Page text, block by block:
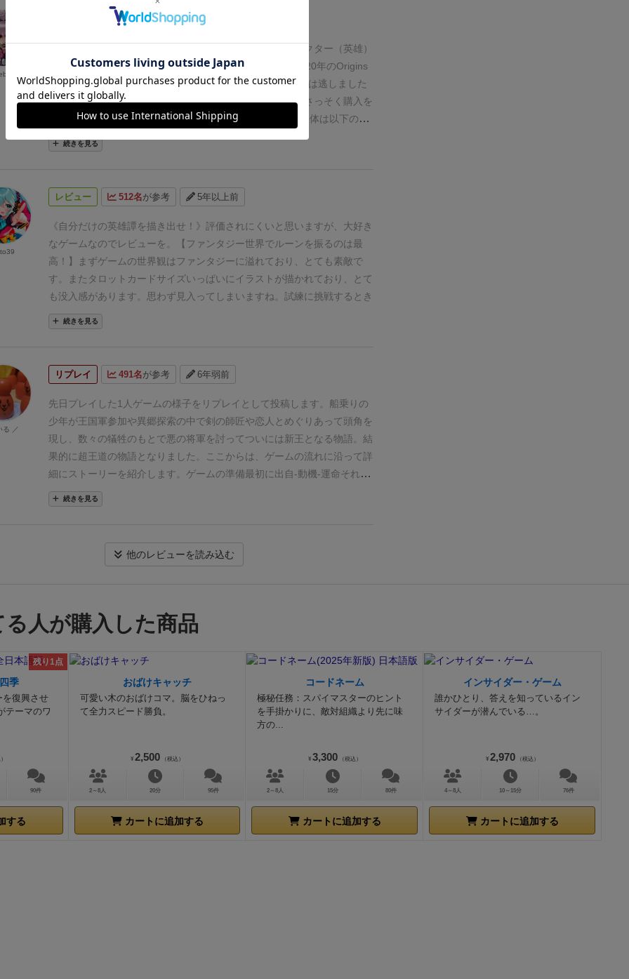
内容の割に大半は妄想しなければならないこと。
機、運命は非常に多彩で組み合わせはかなり多くあるのですが、それぞれ
「物乞い」「農夫」「スリルを求めて」「竜の血脈」など端的な表現しか
されておらず、それ以外はカードの効果しか記載がないため大部分を妄想
で補完せねばならず、内容についても「名誉の束縛」など全く状況が分か
らない物もあります。
これについてはもう少し救済措置が欲しいところで
2点目は予想通りルールが分かりづらい。
エラッタが出ていますが、
プレイに関わる重大な間違いもあるためルールブックだけを読んでも混乱
するばかりですし、1人プレイでは重要な「宿敵カード」というカードに
するか、ボードゲームに慣れている人とプレイすることを強くお勧めしま
す。
以上2点が悪い点ではありますが、1人楽しく妄想が捗るゲームでも
ありますし、多人数でプレイしながらキャラや運命について語り合うのも
楽しそうですし、何よりカードイラストがとても美麗なので総合的に見る
と買って損はないゲームかと思います。
重ねてになりますが、最初にプレ
イする場合は必ずエラッタを確認してからプレイしてください。
のゲームの例でどうみても難易度3のカードを4と言い切っていますが、
やはり3の誤植でした。
初版はこの例で難易度4のカードを使っていたそ
うなので、そのまま訂正せずに印刷してしまったとのこと。 ③宿敵カード
とは？物語カードのⅡとⅢの中に「宿敵」と記載のあるカードがありま
す。④宿敵の武装1人プレイ時の宿敵の武装について💀アイコンのある反
英雄カードとありますが、この💀アイコンが嫌がらせのように印刷が小さ
いため注意が必要です。分かりますでしょうか？ ここです。以上です。
646名が参考 5年弱前
王道的なファンタジーワールドで、自分が担当するキャラクター（英雄）
の激動の半生を描き出すことを目的としたゲームです。
2020年のOrigins
Awards Gameの最終候補となりました。（残念ながら受賞は逃しました
が）その設定が我々にはツボだったことで、我慢できずにさっそく購入を
決めました。■３つのステージで英雄の物語を描く
ゲーム全体は以下のよ
第１ステージ【出自】…そ
の主人公がどんな生まれで育ったのか
命】…その主人公が最終的にどんな変転を重ねて『英雄』となったのか
描きます。 それぞれを表す人物カードが別々にあり、各プレイヤーには２
枚ずつ配られるので、その中から好きなカードを１枚ずつ選んで配置する
ところからスタートします。（最後の【運命】だけはゲーム終了まで公開
しません。最終的にどんなキャラクターに成長するかは最後まで秘密なん
ですね。） この組み合わせによって『農民』とか『狩人』として生まれな
がら、《唯一の生き残り》になったり《闇に魅入られたり》しながら、最
終的に《光の化身》に成長したり《狡猾な悪党》に堕ちたりします。
【出自】【動機】【運命】の基本となる各カードに、《物語カード》と呼
の設定付けをしてゆく、というのがこのゲームの根幹です。
ドは、人数分＋１枚まで公開されており、手番ごとにその中のどれかを選
んで獲得していく流れです。（もう予想通り、おいしいカードは早い者勝
ちです。３ステージ分のカードが場に並ぶので、ちょっと「宝石の煌め
き」に近い印象…と言えばイメージが分かってもらえるかと。） この《物
語》カードには、能力の条件を満たしていれば無条件で得られる《特徴》
と、能力による特殊なダイス判定（後述）の成功が必要な《試練》とがあ
あって、挑戦したい内容を選択することができるのです。
か《宿敵》とかもありますよ♪各ステージには３枚までしか《物語》が付
したら勝ちなのではなく、選んだ物語による最終コストを計算し、よりド
ラマチックな激動の人生を歩んだ英雄が勝利となります。
ガアニメのファンタジースタイルを期待すると、ちょっと印象が暗いかも
しれません。念のため）■あまりに美しい絵画調のイラストたちその英雄
の【出自】などの設定を決める《人物カード》が４５枚。そこに付け加わ
る《物語カード》が９５枚。
何とすべて美しい絵画調のイラストが描かれ
ており、しかも全て異なるイラストというあまりの豪華さ！（ルールブッ
だけコストが掛かったんだろう）
ちなみにこれ以外にも特殊効果の手札と
なる《光の英雄カード》《闇の英雄カード》が全部で４４枚あり、数枚同
ト群を眺めているだけでも十分価値があります。（出版社もそれを分かっ
ているらしく、通常より大判のカード仕様になっています。）■他に例を
続きを見る
レビュー 512名が参考 5年以上前
《自分だけの英雄譚を描き出せ！》評価されにくいと思いますが、大好き
なゲームなのでレビューを。
【ファンタジー世界でルーンを振るのは最
高！】
まずゲームの世界観はファンタジーに溢れており、とても素敵で
す。またタロットカードサイズいっぱいにイラストが描かれており、とて
も没入感があります。思わず見入ってしまいますね。試練に挑戦するとき
に振るルーンも手触りが良く、ジャラジャラ手の中で振るのもワクワクし
ます。【すべてはプレイヤーの選択に委ねられている】
として生まれ育ったのか…。光の道を歩むのか、闇の道へ進むのか。仲間
と出会い、宿命との闘いに身を投じる…。コール・トゥ・アドベンチャー
では、すべてがプレイヤーの選択に委ねられており、物語が大きく変化し
ていきます。ゲームの準備時に各プレイヤーには、 「出自」 「動機」「運
命」
という３種類のカードが２枚ずつ配られます。これら２枚のうち１枚
をそれぞれ選択して、プレイヤーボードに配置して英雄としての物語を作
っていきます。 場には、物語カードが並べられており、 第一幕、第二幕
第三幕とゲームが進行するにつれて各々4枚ずつ公開されます。自分の手
番がきたらそのうちの１枚を選択して、
て挑戦し獲得します。
を表すルーンを１種類につき最大3つまで追加することが可能となり、よ
命カードに3枚目のカードを追加したらゲーム終了となり、運命ポイント
の合計が一番高いプレイヤーの勝利です。
【ゲームの勝ち負けよりも英雄
譚が面白い！】 ゲームのシステム的には、タブロービルディング＋セット
コレクションによりハイスコアを目指す！ということなのでしょうが、そ
このゲームにおいて勝ち負けは全く気に
上げたのかを発表することを提案します。これがとても面白いのです！
下はソロゲームですが、私が描いた英雄譚を例示します。
ソロゲームの場
すが、雰囲気は感じてもらえると思います。
＜例１：知識を渇望した貴族
の英雄譚＞このストーリーは、貴族生まれの英雄による竜の血脈としての
続きを見る
リプレイ 491名が参考 6年弱前
先日プレイした1人ゲームの様子をリプレイとして投稿します。 船乗りの
少年が王国軍参加や異郷探索の中で剣の師匠や恋人とめぐりあって頭角を
現し、数々の犠牲のもとで悪の将軍を討ってついには新王となる物語。結
果的に超王道の物語となりました。
ここからは、ゲームの流れに沿って詳
細にストーリーを紹介します。ゲームの準備最初に出自-動機-運命それぞ
れを、2枚のうちから1枚ずつ選びます。これで初期能力値や目標が決ま
るので、TRPGとかのキャラクターメイキングっぽい感じです。あと1人/
わゆるラスボスですね。プレイ解説：今回の宿敵は将軍。宿敵クエストが
「玉座争い」なので王位の簒奪を狙っている…という感じでしょうか。ま
討伐向けの筋力、運命で得点化できる知力を兼ね備えて能力値的にいい感
じ。最後に動機。もう1枚が「絶望に流されて」だったのですがダークヒ
ゲーム開始時の主人公。名前はランディスにしました（ついでに宿敵の名
前はゲドス将軍にしました）。ここからランディスの英雄譚が始まりま
※主人公の状態表示には、下記で紹介している自作のプレイ記録シー
トを使っています。
https://bodoge.hoobby.net/games/call-
物語：次期王位を狙うゲドス将軍の陰謀ひしめくとある
王国。そこで船乗りの息子としてランディス少年は生まれた。持ち前の大
胆不敵さで鳴らしていたランディス。しかしゲドス将軍の圧政により庶民
の生活は苦しく、冬の食料もおぼつかない。一念発起したランディスは王
国軍に入隊。そこで生涯の師となる剣の達人スライナッハに出会い、ラン
続きを見る
る ／
他のレビューを読み込む
人が購入した商品
残り1点
季
を復興させ
テーマのワ
90件
する
おばけキャッチ
可愛い木のおばけコマ。脳をひねっ
て全力スピード勝負。
¥ 2,500 （税込）
2～8人 20分 95件
カートに追加する
コードネーム
極秘任務：スパイマスターのヒント
を手掛かりに、敵対組織より先に味
方の...
¥ 3,300 （税込）
2～8人 15分 80件
カートに追加する
インサイダー・ゲーム
誰かひとり、答えを知っているイン
サイダーが潜んでいる…。
¥ 2,970 （税込）
4～8人 10～15分 76件
カートに追加する